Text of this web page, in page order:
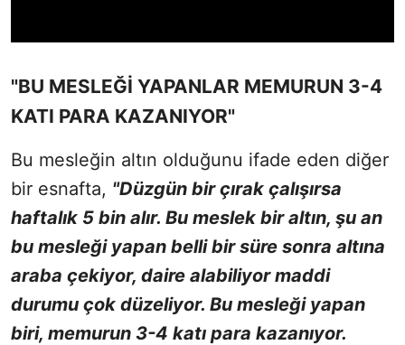
"BU MESLEĞİ YAPANLAR MEMURUN 3-4
KATI PARA KAZANIYOR"
Bu mesleğin altın olduğunu ifade eden diğer
bir esnafta, "Düzgün bir çırak çalışırsa
haftalık 5 bin alır. Bu meslek bir altın, şu an
bu mesleği yapan belli bir süre sonra altına
araba çekiyor, daire alabiliyor maddi
durumu çok düzeliyor. Bu mesleği yapan
biri, memurun 3-4 katı para kazanıyor.